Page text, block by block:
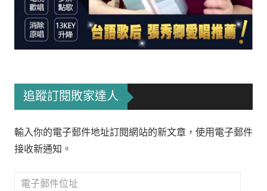
追蹤訂閱敗家達人
輸入你的電子郵件地址訂閱網站的新文章，使用電子郵件
接收新通知。
電